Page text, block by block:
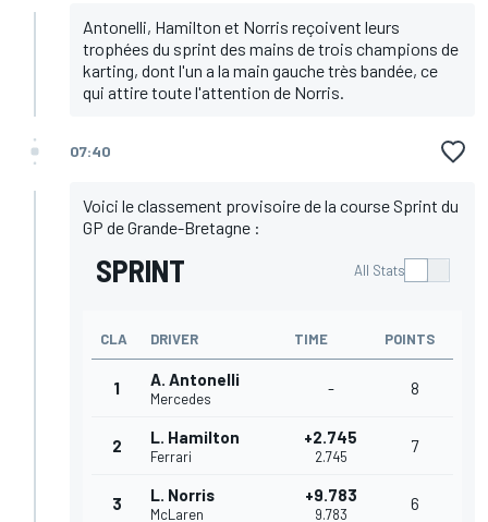
Antonelli, Hamilton et Norris reçoivent leurs
trophées du sprint des mains de trois champions de
karting, dont l'un a la main gauche très bandée, ce
qui attire toute l'attention de Norris.
07:40
Voici le classement provisoire de la course Sprint du
GP de Grande-Bretagne :
SPRINT All Stats
CLA DRIVER TIME POINTS
1 A. Antonelli
Mercedes
- 8
2 L. Hamilton
Ferrari
+2.745
2.745
7
3 L. Norris
McLaren
+9.783
9.783
6